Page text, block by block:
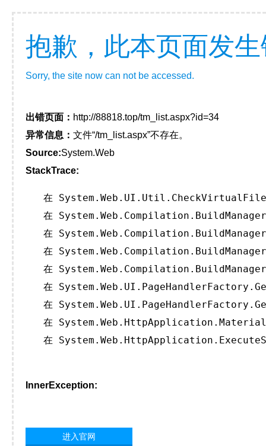
抱歉，此本页面发
Sorry, the site now can not be accessed.
出错页面： http://88818.top/tm_list.aspx?id=34
异常信息： 文件“/tm_list.aspx”不存在。
Source:System.Web
StackTrace:
在
在
在
在
在
在
在
在
在
InnerException:
进入官网